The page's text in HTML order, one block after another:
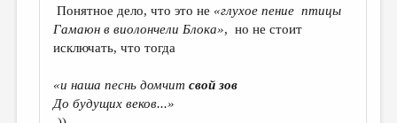
Понятное дело, что это не «глухое пение птицы
Гамаюн в виолончели Блока», но не стоит
исключать, что тогда
«и наша песнь домчитсвой зов
До будущих веков...»